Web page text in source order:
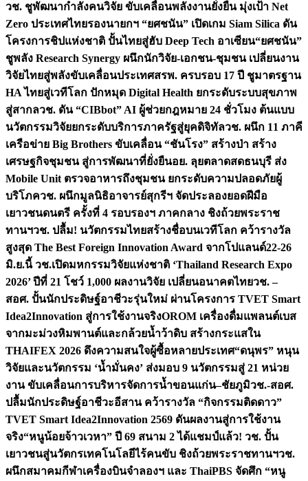
วช. ชูพัฒนากำลังคนวิจัย ขับเคลื่อนพลังงานยั่งยืน มุ่งเป้า Net
Zero ประเทศไทยรองนายกฯ “ยศชนัน” เปิดเกม Siam Silica ดัน
โครงการชิปแห่งชาติ ปั้นไทยสู่ฮับ Deep Tech อาเซียน“ยศชนัน”
ชูพลัง Research Synergy ผนึกนักวิจัย-เอกชน-ชุมชน เปลี่ยนงาน
วิจัยไทยสู่พลังขับเคลื่อนประเทศสรพ. ครบรอบ 17 ปี ชูมาตรฐาน
HA ไทยสู่เวทีโลก ปักหมุด Digital Health ยกระดับระบบสุขภาพ
สู่สากลวช. ดัน “CIBbot” AI ผู้ช่วยกฎหมาย 24 ชั่วโมง ต้นแบบ
นวัตกรรมวิจัยยกระดับบริการภาครัฐสู่ยุคดิจิทัลวช. ผนึก 11 ภาคี
เครือข่าย Big Brothers ขับเคลื่อน “ชันโรง” สร้างป่า สร้าง
เศรษฐกิจชุมชน สู่การพัฒนาที่ยั่งยืนอย. ลุยตลาดสดธนบุรี ส่ง
Mobile Unit ตรวจอาหารถึงชุมชน ยกระดับความปลอดภัยผู้
บริโภควช. ผนึกมูลนิธิอาจารย์สุกรีฯ จัดประลองยอดฝีมือ
เยาวชนดนตรี ครั้งที่ 4 รอบรองฯ ภาคกลาง ชิงถ้วยพระราช
ทานฯวช. ปลื้ม! นวัตกรรมไทยสร้างชื่อบนเวทีโลก คว้ารางวัล
สูงสุด The Best Foreign Innovation Award จากโปแลนด์22-26
มิ.ย.นี้ วช.เปิดมหกรรมวิจัยแห่งชาติ ‘Thailand Research Expo
2026’ ปีที่ 21 โชว์ 1,000 ผลงานวิจัย เปลี่ยนอนาคตไทยวช. –
สอศ. ปั้นนักประดิษฐ์อาชีวะรุ่นใหม่ ผ่านโครงการ TVET Smart
Idea2Innovation สู่การใช้งานจริงOROM เครื่องดื่มแพลนต์เบส
จากมะม่วงหิมพานต์และกล้วยน้ำว้าดิบ สร้างกระแสใน
THAIFEX 2026 ดึงความสนใจผู้ซื้อหลายประเทศ“ดนุพร” หนุน
วิจัยและนวัตกรรม ‘น้ำมั่นคง’ ส่งมอบ 9 นวัตกรรมสู่ 21 หน่วย
งาน ขับเคลื่อนการบริหารจัดการน้ำขอนแก่น–ชัยภูมิวช.-สอศ.
ปลื้มนักประดิษฐ์อาชีวะอีสาน คว้ารางวัล “กิจกรรมติดดาว”
TVET Smart Idea2Innovation 2569 ดันผลงานสู่การใช้งาน
จริง“หนูน้อยจ้าวเวหา” ปี 69 สนาม 2 ได้แชมป์แล้ว! วช. ปั้น
เยาวชนสู่นวัตกรเทคโนโลยีไร้คนขับ ชิงถ้วยพระราชทานฯวช.
ผนึกสมาคมกีฬาเครื่องบินจำลองฯ และ ThaiPBS จัดศึก “หนู